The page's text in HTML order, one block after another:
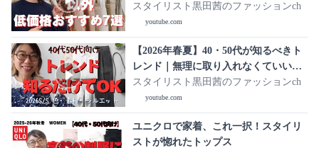
ド7選
スタイリスト黒田茜のファッションch
youtube.com
【2026年春夏】40・50代が知るべきト
レンド｜無理に取り入れなくていい流
行も正直解説
スタイリスト黒田茜のファッションch
youtube.com
ユニクロで家着、これ一択！スタイリ
ストが惚れたトップス